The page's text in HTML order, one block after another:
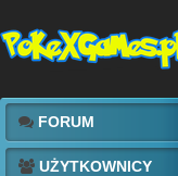
FORUM
UŻYTKOWNICY